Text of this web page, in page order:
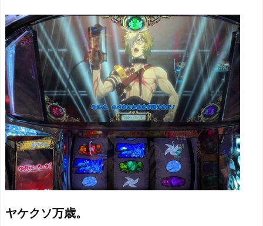
ヤケクソ万歳。